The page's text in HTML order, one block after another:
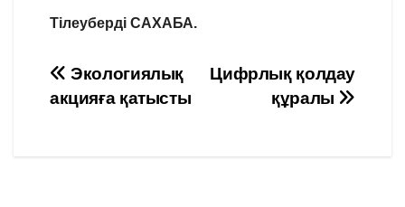
Тілеуберді САХАБА.
Навигация
по
Цифрлық қолдау
құралы
Экологиялық
акцияға қатысты